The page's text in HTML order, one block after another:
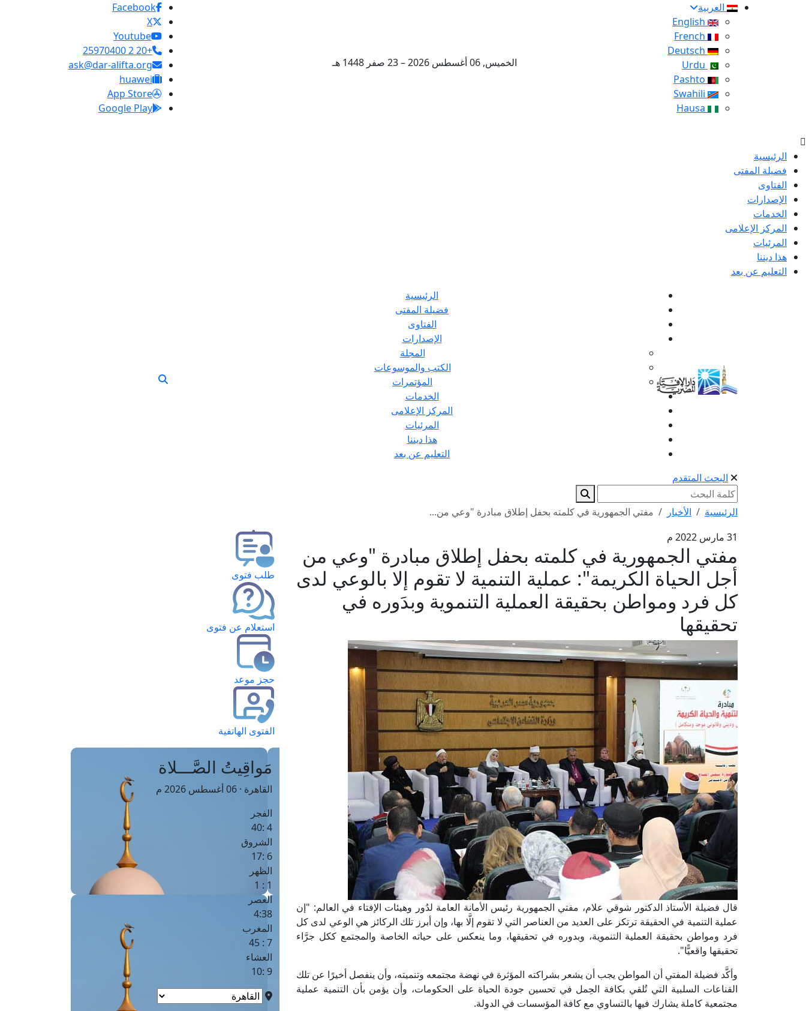
العربية
الخميس, 06 أغسطس 2026 – 23 صفر 1448 هـ
Facebook
X
Youtube
+20 2 25970400
ask@dar-alifta.org
huawei
App Store
Google Play
الرئيسية
فضيلة المفتى
الفتاوى
الإصدارات
الخدمات
المركز الإعلامى
المرئيات
هذا ديننا
التعليم عن بعد
الرئيسية
فضيلة المفتى
الفتاوى
الإصدارات
المجلة
الكتب والموسوعات
المؤتمرات
الخدمات
المركز الإعلامى
المرئيات
هذا ديننا
التعليم عن بعد
البحث المتقدم
الرئيسية الأخبار
مفتي الجمهورية في كلمته بحفل إطلاق مبادرة "وعي من...
31 مارس 2022 م
مفتي الجمهورية في كلمته بحفل إطلاق مبادرة "وعي من
أجل الحياة الكريمة": عملية التنمية لا تقوم إلا بالوعي لدى
كل فرد ومواطن بحقيقة العملية التنموية وبدَوره في
تحقيقها
قال فضيلة الأستاذ الدكتور شوقي علام، مفتي الجمهورية رئيس الأمانة العامة لدُور وهيئات الإفتاء في العالم: "إن
عملية التنمية في الحقيقة ترتكز على العديد من العناصر التي لا تقوم إلَّا بها، وإن أبرز تلك الركائز هي الوعي لدى كل
فرد ومواطن بحقيقة العملية التنموية، وبدوره في تحقيقها، وما ينعكس على حياته الخاصة والمجتمع ككل جرَّاء
تحقيقها واقعيًّا".
وأكَّد فضيلة المفتي أن المواطن يجب أن يشعر بشراكته المؤثرة في نهضة مجتمعه وتنميته، وأن ينفصل أخيرًا عن تلك
القناعات السلبية التي تُلقي بكافة الحِمل في تحسين جودة الحياة على الحكومات، وأن يؤمن بأن التنمية عملية
مجتمعية كاملة يشارك فيها بالتساوي مع كافة المؤسسات في الدولة.
طلب فتوى
استعلام عن فتوى
حجز موعد
الفتوى الهاتفية
مَواقِيتُ الصَّـــلاة
القاهرة · 06 أغسطس 2026 م
الفجر
4 :40
الشروق
6 :17
الظهر
1 : 1
العصر
4:38
المغرب
7 : 45
العشاء
9 :10